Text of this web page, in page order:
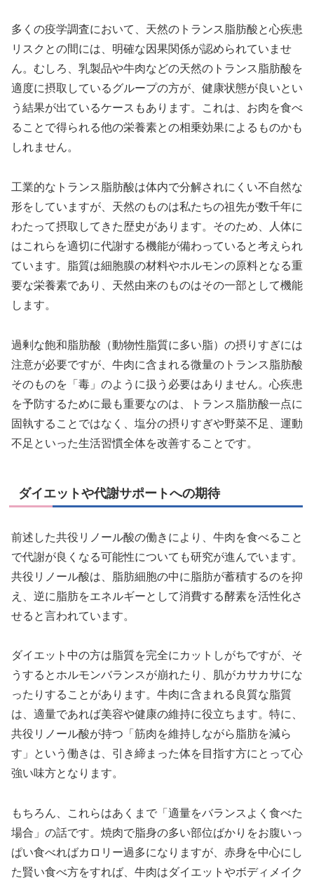
多くの疫学調査において、天然のトランス脂肪酸と心疾患
リスクとの間には、明確な因果関係が認められていませ
ん。むしろ、乳製品や牛肉などの天然のトランス脂肪酸を
適度に摂取しているグループの方が、健康状態が良いとい
う結果が出ているケースもあります。これは、お肉を食べ
ることで得られる他の栄養素との相乗効果によるものかも
しれません。
工業的なトランス脂肪酸は体内で分解されにくい不自然な
形をしていますが、天然のものは私たちの祖先が数千年に
わたって摂取してきた歴史があります。そのため、人体に
はこれらを適切に代謝する機能が備わっていると考えられ
ています。脂質は細胞膜の材料やホルモンの原料となる重
要な栄養素であり、天然由来のものはその一部として機能
します。
過剰な飽和脂肪酸（動物性脂質に多い脂）の摂りすぎには
注意が必要ですが、牛肉に含まれる微量のトランス脂肪酸
そのものを「毒」のように扱う必要はありません。心疾患
を予防するために最も重要なのは、トランス脂肪酸一点に
固執することではなく、塩分の摂りすぎや野菜不足、運動
不足といった生活習慣全体を改善することです。
ダイエットや代謝サポートへの期待
前述した共役リノール酸の働きにより、牛肉を食べること
で代謝が良くなる可能性についても研究が進んでいます。
共役リノール酸は、脂肪細胞の中に脂肪が蓄積するのを抑
え、逆に脂肪をエネルギーとして消費する酵素を活性化さ
せると言われています。
ダイエット中の方は脂質を完全にカットしがちですが、そ
うするとホルモンバランスが崩れたり、肌がカサカサにな
ったりすることがあります。牛肉に含まれる良質な脂質
は、適量であれば美容や健康の維持に役立ちます。特に、
共役リノール酸が持つ「筋肉を維持しながら脂肪を減ら
す」という働きは、引き締まった体を目指す方にとって心
強い味方となります。
もちろん、これらはあくまで「適量をバランスよく食べた
場合」の話です。焼肉で脂身の多い部位ばかりをお腹いっ
ぱい食べればカロリー過多になりますが、赤身を中心にし
た賢い食べ方をすれば、牛肉はダイエットやボディメイク